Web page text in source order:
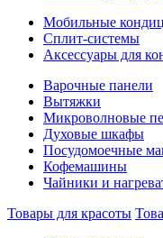
Мобильные
Сплит-системы
Аксессуары для
Варочные панели
Вытяжки
Микроволновые
Духовые шкафы
Посудомоечные
Кофемашины
Чайники и
Товары для красоты